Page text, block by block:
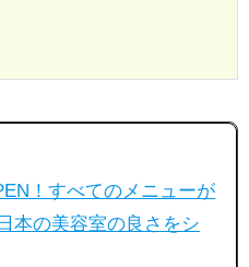
！すべてのメニューが
本の美容室の良さをシ